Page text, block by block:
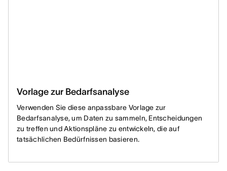
Vorlage zur Bedarfsanalyse
Verwenden Sie diese anpassbare Vorlage zur
Bedarfsanalyse, um Daten zu sammeln, Entscheidungen
zu treffen und Aktionspläne zu entwickeln, die auf
tatsächlichen Bedürfnissen basieren.